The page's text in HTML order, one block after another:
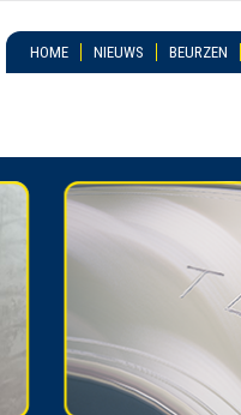
HOME NIEUWS BEURZEN